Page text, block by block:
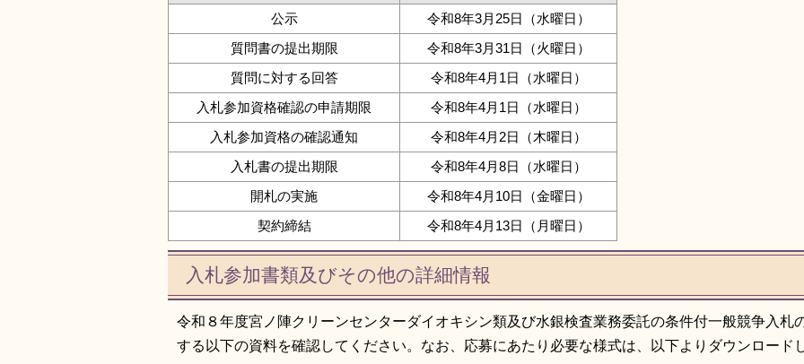
公示
令和8年3月25日（水曜日）
質問書の提出期限
令和8年3月31日（火曜日）
質問に対する回答
令和8年4月1日（水曜日）
入札参加資格確認の申請期限
令和8年4月1日（水曜日）
入札参加資格の確認通知
令和8年4月2日（木曜日）
入札書の提出期限
令和8年4月8日（水曜日）
開札の実施
令和8年4月10日（金曜日）
契約締結
令和8年4月13日（月曜日）
入札参加書類及びその他の詳細情報
令和８年度宮ノ陣クリーンセンターダイオキシン類及び水銀検査業務委託の条件付一般競争入札
する以下の資料を確認してください。なお、応募にあたり必要な様式は、以下よりダウンロード